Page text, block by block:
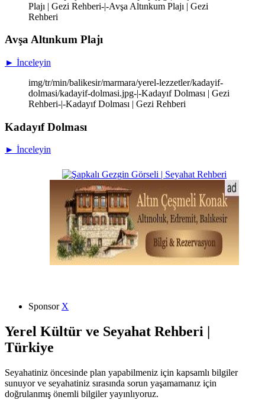
Plajı | Gezi Rehberi-|-Avşa Altınkum Plajı | Gezi
Rehberi
Avşa Altınkum Plajı
► İnceleyin
img/tr/min/balikesir/marmara/yerel-lezzetler/kadayif-
dolmasi/kadayif-dolmasi.jpg-|-Kadayıf Dolması | Gezi
Rehberi-|-Kadayıf Dolması | Gezi Rehberi
Kadayıf Dolması
► İnceleyin
SponsorX
Yerel Kültür ve Seyahat Rehberi |
Türkiye
Seyahatiniz öncesinde plan yapabilmeniz için kapsamlı bilgiler
sunuyor ve seyahatiniz sırasında sorun yaşamamanız için
doğrulanmış önemli bilgiler yayınlıyoruz.